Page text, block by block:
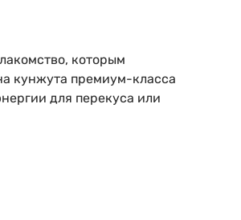
которым
кунжута премиум-класса
для перекуса или